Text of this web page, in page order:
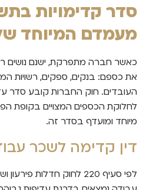
סדר קדימויות
מעמדם המיוחד
כאשר חברה מתפרקת, ישנם נושים
את כספם: בנקים, ספקים, רשויות
העובדים. חוק החברות קובע סדר
לחלוקת הכספים המצויים בקופת
מיוחד ומועדף בסדר זה.
דין קדימה לשכר
לפי סעיף 220 לחוק חדלות